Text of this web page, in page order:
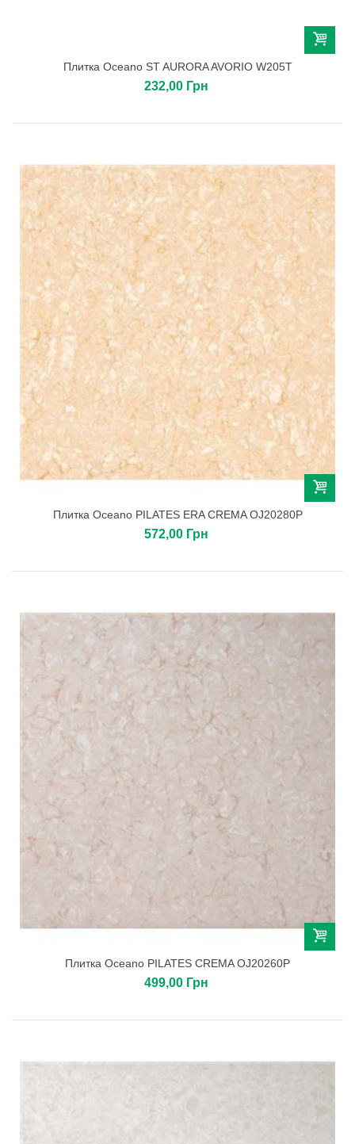
Плитка Oceano ST AURORA AVORIO W205T
232,00 Грн
Плитка Oceano PILATES ERA CREMA OJ20280P
572,00 Грн
Плитка Oceano PILATES CREMA OJ20260P
499,00 Грн